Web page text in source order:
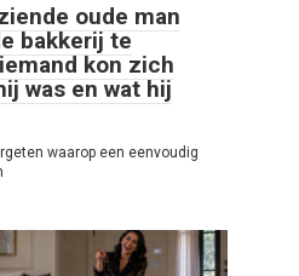
oude man
bakkerij te
kon zich
was en wat hij
waarop een eenvoudig